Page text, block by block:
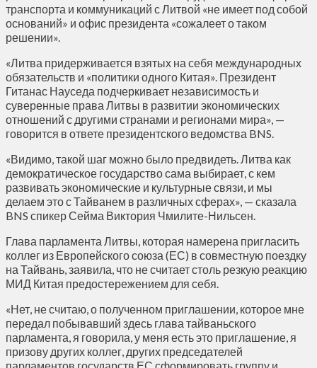
транспорта и коммуникаций с Литвой «не имеет под собой
оснований» и офис президента «сожалеет о таком
решении».
«Литва придерживается взятых на себя международных
обязательств и «политики одного Китая». Президент
Гитанас Науседа подчеркивает независимость и
суверенные права Литвы в развитии экономических
отношений с другими странами и регионами мира», —
говорится в ответе президентского ведомства BNS.
«Видимо, такой шаг можно было предвидеть. Литва как
демократическое государство сама выбирает, с кем
развивать экономические и культурные связи, и мы
делаем это с Тайванем в различных сферах», — сказала
BNS спикер Сейма Виктория Чмилите-Нильсен.
Глава парламента Литвы, которая намерена пригласить
коллег из Европейского союза (ЕС) в совместную поездку
на Тайвань, заявила, что не считает столь резкую реакцию
МИД Китая предостережением для себя.
«Нет, не считаю, о полученном приглашении, которое мне
передал побывавший здесь глава тайваньского
парламента, я говорила, у меня есть это приглашение, я
призову других коллег, других председателей